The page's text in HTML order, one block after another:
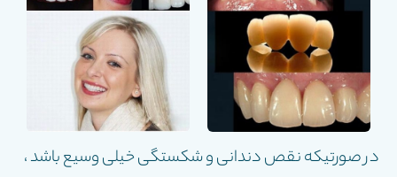
در صورتیکه نقص دندانی و شکستگی خیلی وسیع باشد ،